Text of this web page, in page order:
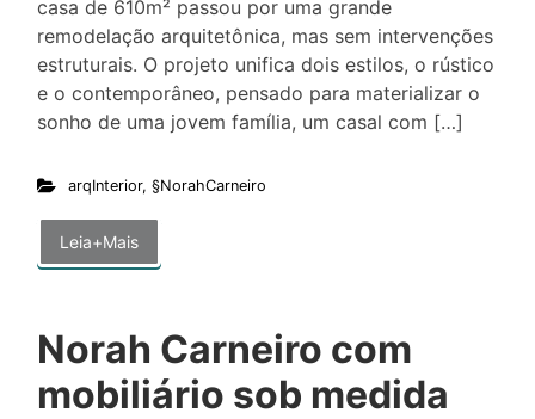
casa de 610m² passou por uma grande
remodelação arquitetônica, mas sem intervenções
estruturais. O projeto unifica dois estilos, o rústico
e o contemporâneo, pensado para materializar o
sonho de uma jovem família, um casal com […]
arqInterior, §NorahCarneiro
Leia+Mais
Norah Carneiro com
mobiliário sob medida